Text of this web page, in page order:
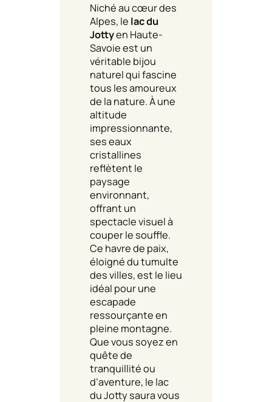
Niché au cœur des
Alpes, le lac du
Jottyen Haute-
Savoie est un
véritable bijou
naturel qui fascine
tous les amoureux
de la nature. À une
altitude
impressionnante,
ses eaux
cristallines
reflètent le
paysage
environnant,
offrant un
spectacle visuel à
couper le souffle.
Ce havre de paix,
éloigné du tumulte
des villes, est le lieu
idéal pour une
escapade
ressourçante en
pleine montagne.
Que vous soyez en
quête de
tranquillité ou
d’aventure, le lac
du Jotty saura vous